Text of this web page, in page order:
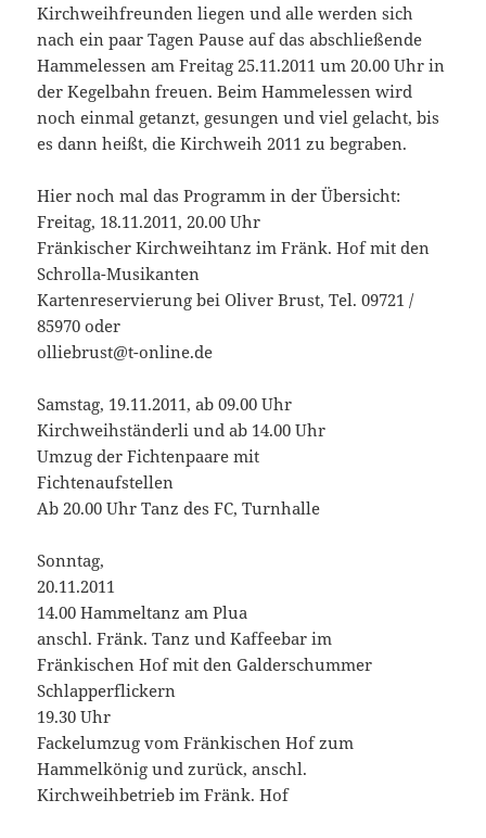
Kirchweihfreunden liegen und alle werden sich
nach ein paar Tagen Pause auf das abschließende
Hammelessen am Freitag 25.11.2011 um 20.00 Uhr in
der Kegelbahn freuen. Beim Hammelessen wird
noch einmal getanzt, gesungen und viel gelacht, bis
es dann heißt, die Kirchweih 2011 zu begraben.
Hier noch mal das Programm in der Übersicht:
Freitag, 18.11.2011, 20.00 Uhr
Fränkischer Kirchweihtanz im Fränk. Hof mit den
Schrolla-Musikanten
Kartenreservierung bei Oliver Brust, Tel. 09721 /
85970 oder
olliebrust@t-online.de
Samstag, 19.11.2011, ab 09.00 Uhr
Kirchweihständerli und ab 14.00 Uhr
Umzug der Fichtenpaare mit
Fichtenaufstellen
Ab 20.00 Uhr Tanz des FC, Turnhalle
Sonntag,
20.11.2011
14.00 Hammeltanz am Plua
anschl. Fränk. Tanz und Kaffeebar im
Fränkischen Hof mit den Galderschummer
Schlapperflickern
19.30 Uhr
Fackelumzug vom Fränkischen Hof zum
Hammelkönig und zurück, anschl.
Kirchweihbetrieb im Fränk. Hof